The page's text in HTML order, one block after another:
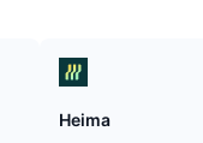
Heima